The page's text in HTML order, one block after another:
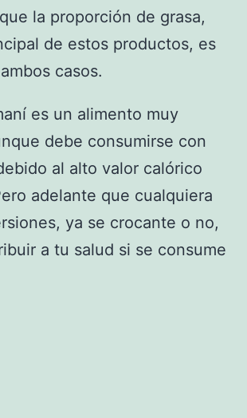
la proporción de grasa,
de estos productos, es
casos.
es un alimento muy
debe consumirse con
al alto valor calórico
adelante que cualquiera
ya se crocante o no,
a tu salud si se consume